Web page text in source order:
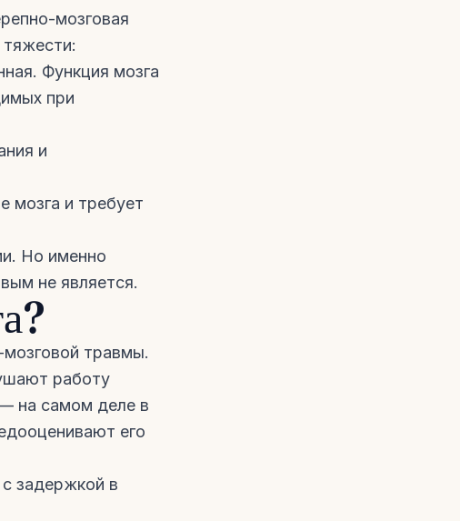
мозговая
Функция мозга
при
и
мозга и требует
Но именно
не является.
травмы.
работу
на самом деле в
его
задержкой в